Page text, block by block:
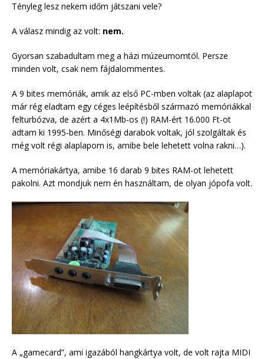
Tényleg lesz nekem időm játszani vele?
A válasz mindig az volt: nem.
Gyorsan szabadultam meg a házi múzeumomtól. Persze
minden volt, csak nem fájdalommentes.
A 9 bites memóriák, amik az első PC-mben voltak (az alaplapot
már rég eladtam egy céges leépítésből származó memóriákkal
felturbózva, de azért a 4x1Mb-os (!) RAM-ért 16.000 Ft-ot
adtam ki 1995-ben. Minőségi darabok voltak, jól szolgáltak és
még volt régi alaplapom is, amibe bele lehetett volna rakni…).
A memóriakártya, amibe 16 darab 9 bites RAM-ot lehetett
pakolni. Azt mondjuk nem én használtam, de olyan jópofa volt.
A „gamecard”, ami igazából hangkártya volt, de volt rajta MIDI